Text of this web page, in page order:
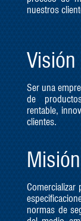
nuestros
Visión
Ser una
de
rentable,
clientes.
Misión
Comercializar
normas de
del medio